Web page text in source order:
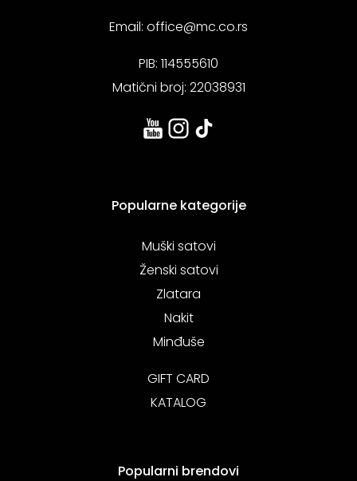
Email: office@mc.co.rs
PIB: 114555610
Matični broj: 22038931
Popularne kategorije
Muški satovi
Ženski satovi
Zlatara
Nakit
Minđuše
GIFT CARD
KATALOG
Popularni brendovi